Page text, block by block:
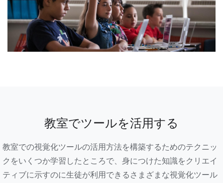
教室でツールを活用する
教室での視覚化ツールの活用方法を構築するためのテクニッ
クをいくつか学習したところで、身につけた知識をクリエイ
ティブに示すのに生徒が利用できるさまざまな視覚化ツール